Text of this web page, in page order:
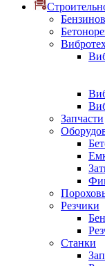
Запчасти
Резчики
Станки